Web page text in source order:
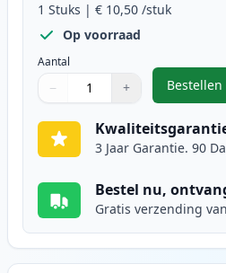
1 Stuks | € 10,50 /stuk
Op voorraad
Aantal
Gebruik de knoppen om aan te
− +
1
Bestellen
,
3 Jaar Garantie. 90
Bestel nu,
Gratis verzending